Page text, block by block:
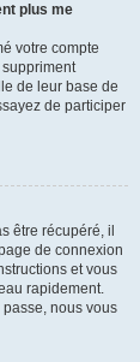
plus me
votre compte
de leur base de
de participer
être récupéré, il
de connexion
et vous
rapidement.
nous vous